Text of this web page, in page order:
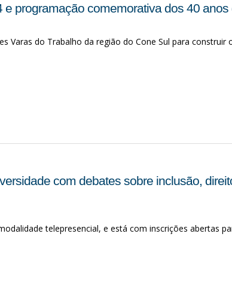
programação comemorativa dos 40 anos
Varas do Trabalho da região do Cone Sul para construir
com debates sobre inclusão,
telepresencial, e está com inscrições abertas